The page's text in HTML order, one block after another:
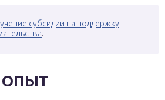
субсидии на поддержку
.